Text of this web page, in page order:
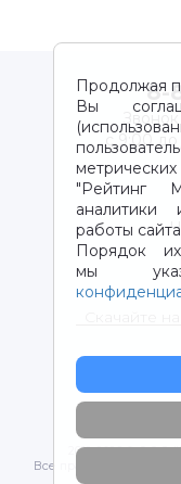
Продолжая
Вы
"Рейтинг
работы
Порядок их
мы
8-
с 9:00 до
2012-2026 © ООО
Все права защищены.
только с